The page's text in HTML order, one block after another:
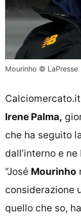
Mourinho © LaPresse
Calciomercato.it
Irene Palma,
che ha seguito
dall’interno e
“José Mourinho
considerazione
quello che so,